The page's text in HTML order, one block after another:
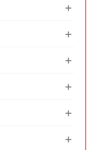





